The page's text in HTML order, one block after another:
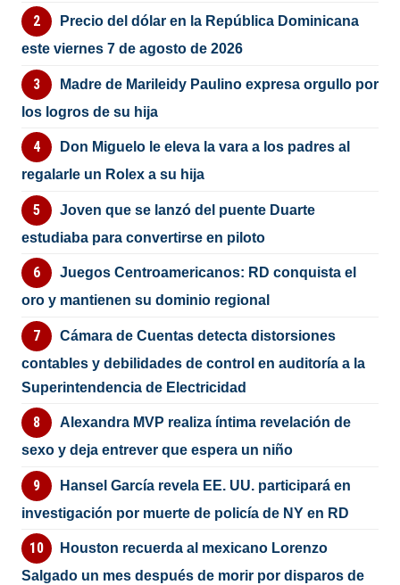
Precio del dólar en la República Dominicana
este viernes 7 de agosto de 2026
Madre de Marileidy Paulino expresa orgullo por
los logros de su hija
Don Miguelo le eleva la vara a los padres al
regalarle un Rolex a su hija
Joven que se lanzó del puente Duarte
estudiaba para convertirse en piloto
Juegos Centroamericanos: RD conquista el
oro y mantienen su dominio regional
Cámara de Cuentas detecta distorsiones
contables y debilidades de control en auditoría a la
Superintendencia de Electricidad
Alexandra MVP realiza íntima revelación de
sexo y deja entrever que espera un niño
Hansel García revela EE. UU. participará en
investigación por muerte de policía de NY en RD
Houston recuerda al mexicano Lorenzo
Salgado un mes después de morir por disparos de